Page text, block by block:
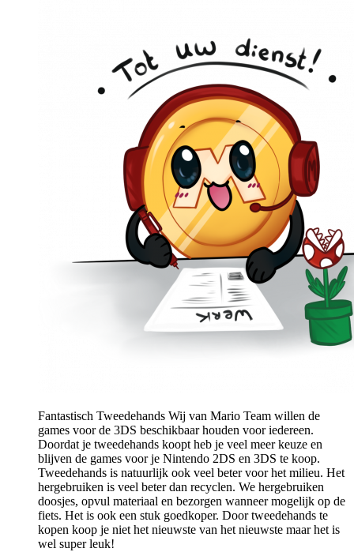
Fantastisch Tweedehands Wij van Mario Team willen de
games voor de 3DS beschikbaar houden voor iedereen.
Doordat je tweedehands koopt heb je veel meer keuze en
blijven de games voor je Nintendo 2DS en 3DS te koop.
Tweedehands is natuurlijk ook veel beter voor het milieu. Het
hergebruiken is veel beter dan recyclen. We hergebruiken
doosjes, opvul materiaal en bezorgen wanneer mogelijk op de
fiets. Het is ook een stuk goedkoper. Door tweedehands te
kopen koop je niet het nieuwste van het nieuwste maar het is
wel super leuk!